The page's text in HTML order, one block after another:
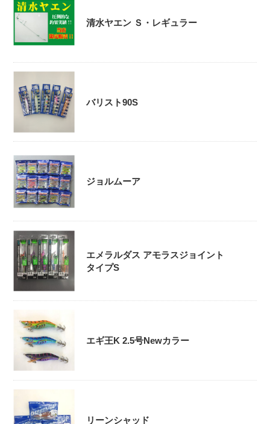
清水ヤエン Ｓ・レギュラー
バリスト90S
ジョルムーア
エメラルダス アモラスジョイント
タイプS
エギ王K 2.5号Newカラー
リーンシャッド